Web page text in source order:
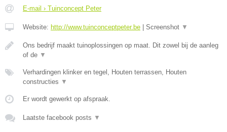
E-mail › Tuinconcept Peter
Website: http://www.tuinconceptpeter.be Screenshot ▼
Ons bedrijf maakt tuinoplossingen op maat. Dit zowel bij de aanleg
of de ▼
Verhardingen klinker en tegel, Houten terrassen, Houten
constructies ▼
Er wordt gewerkt op afspraak.
Laatste facebook posts ▼